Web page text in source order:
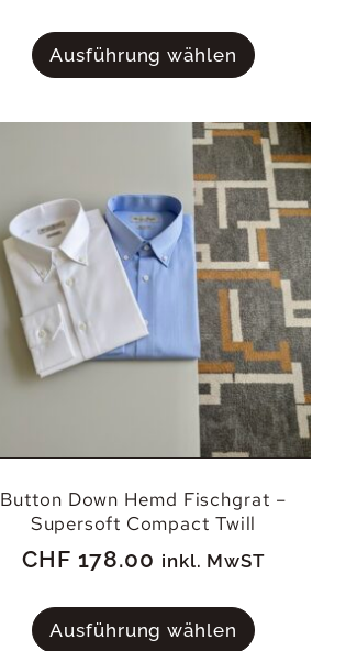
Ausführung wählen
Button Down Hemd Fischgrat –
Supersoft Compact Twill
CHF 178.00 inkl. MwST
Ausführung wählen